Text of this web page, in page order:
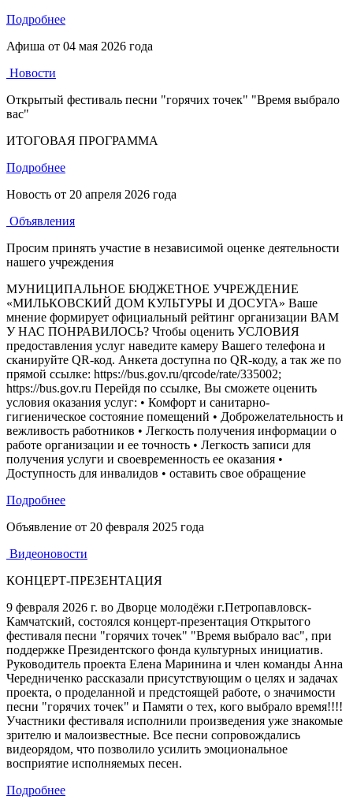
Подробнее
Афиша от 04 мая 2026 года
Новости
Открытый фестиваль песни "горячих точек" "Время выбрало
вас"
ИТОГОВАЯ ПРОГРАММА
Подробнее
Новость от 20 апреля 2026 года
Объявления
Просим принять участие в независимой оценке деятельности
нашего учреждения
МУНИЦИПАЛЬНОЕ БЮДЖЕТНОЕ УЧРЕЖДЕНИЕ
«МИЛЬКОВСКИЙ ДОМ КУЛЬТУРЫ И ДОСУГА» Ваше
мнение формирует официальный рейтинг организации ВАМ
У НАС ПОНРАВИЛОСЬ? Чтобы оценить УСЛОВИЯ
предоставления услуг наведите камеру Вашего телефона и
сканируйте QR-код. Анкета доступна по QR-коду, а так же по
прямой ссылке: https://bus.gov.ru/qrcode/rate/335002;
https://bus.gov.ru Перейдя по ссылке, Вы сможете оценить
условия оказания услуг: • Комфорт и санитарно-
гигиеническое состояние помещений • Доброжелательность и
вежливость работников • Легкость получения информации о
работе организации и ее точность • Легкость записи для
получения услуги и своевременность ее оказания •
Доступность для инвалидов • оставить свое обращение
Подробнее
Объявление от 20 февраля 2025 года
Видеоновости
КОНЦЕРТ-ПРЕЗЕНТАЦИЯ
9 февраля 2026 г. во Дворце молодёжи г.Петропавловск-
Камчатский, состоялся концерт-презентация Открытого
фестиваля песни "горячих точек" "Время выбрало вас", при
поддержке Президентского фонда культурных инициатив.
Руководитель проекта Елена Маринина и член команды Анна
Чередниченко рассказали присутствующим о целях и задачах
проекта, о проделанной и предстоящей работе, о значимости
песни "горячих точек" и Памяти о тех, кого выбрало время!!!!
Участники фестиваля исполнили произведения уже знакомые
зрителю и малоизвестные. Все песни сопровождались
видеорядом, что позволило усилить эмоциональное
восприятие исполняемых песен.
Подробнее